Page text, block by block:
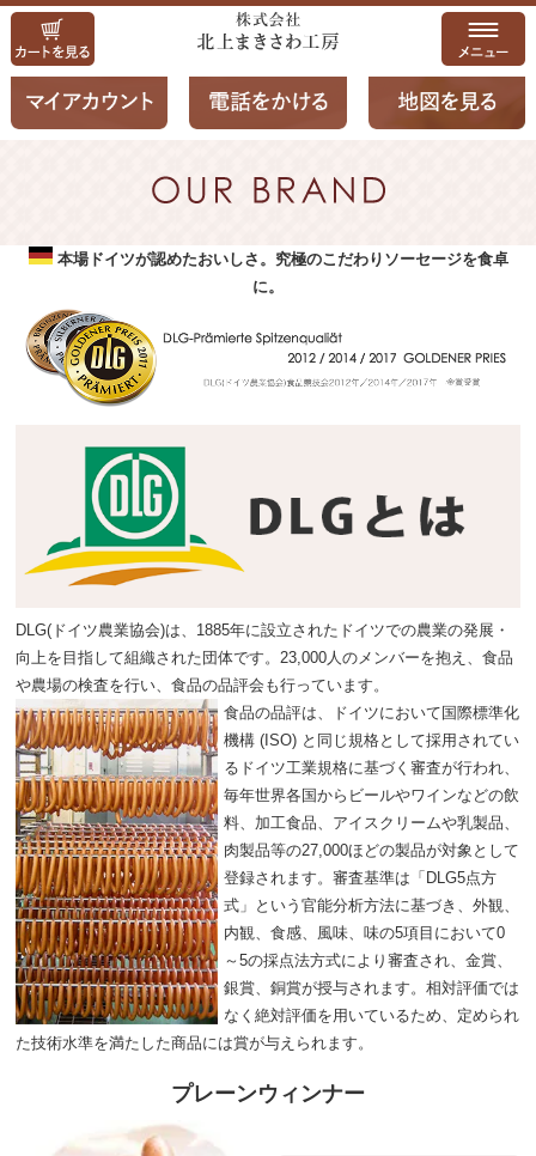
本場ドイツが認めたおいしさ。究極のこだわりソーセージを食卓
に。
DLG(ドイツ農業協会)は、1885年に設立されたドイツでの農業の発展・
向上を目指して組織された団体です。23,000人のメンバーを抱え、食品
や農場の検査を行い、食品の品評会も行っています。
食品の品評は、ドイツにおいて国際標準化
機構 (ISO) と同じ規格として採用されてい
るドイツ工業規格に基づく審査が行われ、
毎年世界各国からビールやワインなどの飲
料、加工食品、アイスクリームや乳製品、
肉製品等の27,000ほどの製品が対象として
登録されます。審査基準は「DLG5点方
式」という官能分析方法に基づき、外観、
内観、食感、風味、味の5項目において0
～5の採点法方式により審査され、金賞、
銀賞、銅賞が授与されます。相対評価では
なく絶対評価を用いているため、定められ
た技術水準を満たした商品には賞が与えられます。
プレーンウィンナー